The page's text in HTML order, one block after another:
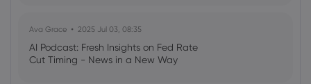
Ava Grace 2025 Jul 03, 08:35
AI Podcast: Fresh Insights on Fed Rate
Cut Timing - News in a New Way